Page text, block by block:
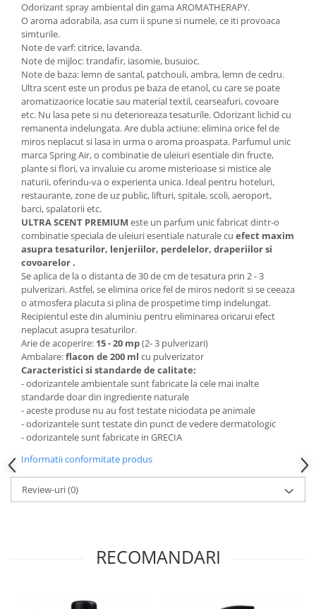
Articole menaj ECO NATURAL si
materiale reciclate
Eco logical
Produse lichide certificare Eco Cert
Detergenti BIO
Eco Confort
Fose Septice & Întreținere
Eco Confort
BioZone
Epur
Home&Deco
Note di Natura
Eco Friendly
Curatenie & Intretinere Exterior
Solutii curatare si intretinere
toalete portabile
Solutii curatare si intretinere
terase exterioare
Solutii curatare si intretinere
mobilier gradina
Solutii de curatare si intretinere
gratare exterioare si seminee
Foglia D'Oro
Miros
Doze odorizante spray SPRING AIR
250ml
Odorizanti ambientali si tesaturi
Odorizant spray ambiental din gama AROMATHERAPY.
O aroma adorabila, asa cum ii spune si numele, ce iti provoaca
simturile.
Note de varf: citrice, lavanda.
Note de mijloc: trandafir, iasomie, busuioc.
Note de baza: lemn de santal, patchouli, ambra, lemn de cedru.
Ultra scent este un produs pe baza de etanol, cu care se poate
aromatizaorice locatie sau material textil, cearseafuri, covoare
etc. Nu lasa pete si nu deterioreaza tesaturile. Odorizant lichid cu
remanenta indelungata. Are dubla actiune: elimina orice fel de
miros neplacut si lasa in urma o aroma proaspata. Parfumul unic
marca Spring Air, o combinatie de uleiuri esentiale din fructe,
plante si flori, va invaluie cu arome misterioase si mistice ale
naturii, oferindu-va o experienta unica. Ideal pentru hoteluri,
restaurante, zone de uz public, lifturi, spitale, scoli, aeroport,
barci, spalatorii etc.
ULTRA SCENT PREMIUM este un parfum unic fabricat dintr-o
combinatie speciala de uleiuri esentiale naturale cu efect maxim
asupra tesaturilor, lenjeriilor, perdelelor, draperiilor si
covoarelor .
Se aplica de la o distanta de 30 de cm de tesatura prin 2 - 3
pulverizari. Astfel, se elimina orice fel de miros nedorit si se ceeaza
o atmosfera placuta si plina de prospetime timp indelungat.
Recipientul este din aluminiu pentru eliminarea oricarui efect
neplacut asupra tesaturilor.
Arie de acoperire: 15 - 20 mp(2- 3 pulverizari)
Ambalare:flacon de 200 ml cu pulverizator
Caracteristici si standarde de calitate:
- odorizantele ambientale sunt fabricate la cele mai inalte
standarde doar din ingrediente naturale
- aceste produse nu au fost testate niciodata pe animale
- odorizantele sunt testate din punct de vedere dermatologic
- odorizantele sunt fabricate in GRECIA
Informatii conformitate produs
Review-uri(0)
RECOMANDARI